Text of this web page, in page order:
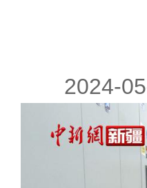
2024-